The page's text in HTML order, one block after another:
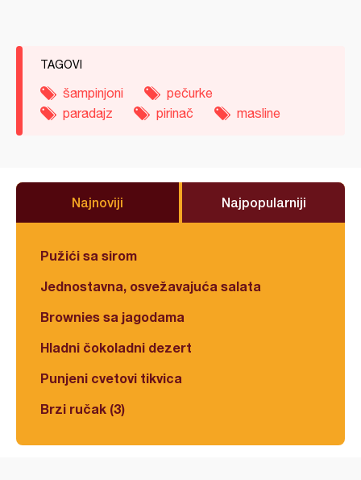
TAGOVI
šampinjoni
pečurke
paradajz
pirinač masline
Najnoviji Najpopularniji
Pužići sa sirom
Jednostavna, osvežavajuća salata
Brownies sa jagodama
Hladni čokoladni dezert
Punjeni cvetovi tikvica
Brzi ručak (3)